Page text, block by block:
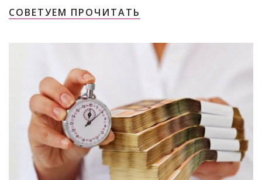
СОВЕТУЕМ ПРОЧИТАТЬ